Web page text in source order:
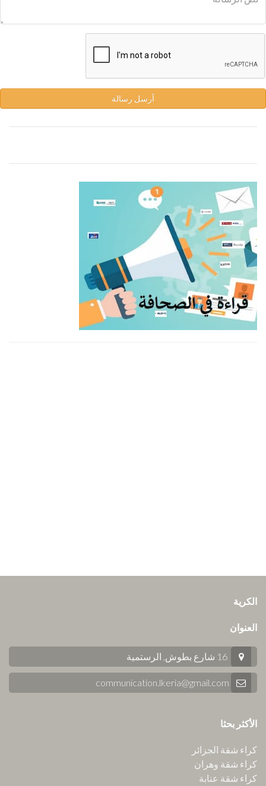
أرسل رسالة
الكرية
العنوان
16 شارع بطوش, الرستمية
communication.lkeria@gmail.com
الأكثر بحثا
كراء شقة الجزائر
كراء شقة وهران
كراء شقة عنابة